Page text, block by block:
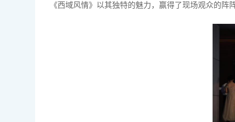
《西域风情》以其独特的魅力，赢得了现场观众的